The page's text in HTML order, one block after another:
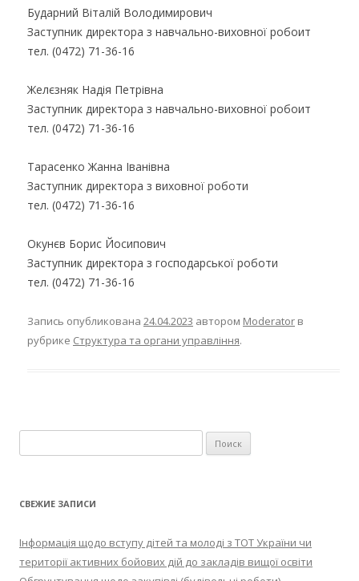
Бударний Віталій Володимирович
Заступник директора з навчально-виховної робоит
тел. (0472) 71-36-16
Желєзняк Надія Петрівна
Заступник директора з навчально-виховної робоит
тел. (0472) 71-36-16
Тарасенко Жанна Іванівна
Заступник директора з виховної роботи
тел. (0472) 71-36-16
Окунєв Борис Йосипович
Заступник директора з господарської роботи
тел. (0472) 71-36-16
Запись опубликована 24.04.2023 автором Moderator в
рубрике Структура та органи управління.
СВЕЖИЕ ЗАПИСИ
Інформація щодо вступу дітей та молоді з ТОТ України чи
території активних бойових дій до закладів вищої освіти